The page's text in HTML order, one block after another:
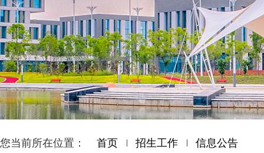
您当前所在位置： 首页 招生工作 信息公告